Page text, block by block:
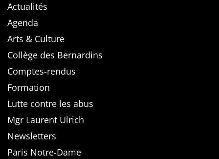
Actualités
Agenda
Arts & Culture
Collège des Bernardins
Comptes-rendus
Formation
Lutte contre les abus
Mgr Laurent Ulrich
Newsletters
Paris Notre-Dame